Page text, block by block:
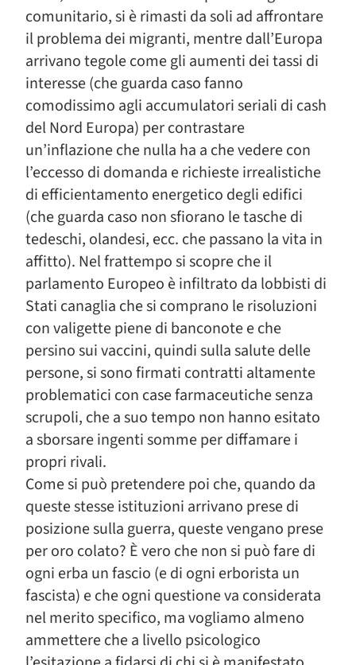
comunitario, si è rimasti da soli ad affrontare
il problema dei migranti, mentre dall’Europa
arrivano tegole come gli aumenti dei tassi di
interesse (che guarda caso fanno
comodissimo agli accumulatori seriali di cash
del Nord Europa) per contrastare
un’inflazione che nulla ha a che vedere con
l’eccesso di domanda e richieste irrealistiche
di efficientamento energetico degli edifici
(che guarda caso non sfiorano le tasche di
tedeschi, olandesi, ecc. che passano la vita in
affitto). Nel frattempo si scopre che il
parlamento Europeo è infiltrato da lobbisti di
Stati canaglia che si comprano le risoluzioni
con valigette piene di banconote e che
persino sui vaccini, quindi sulla salute delle
persone, si sono firmati contratti altamente
problematici con case farmaceutiche senza
scrupoli, che a suo tempo non hanno esitato
a sborsare ingenti somme per diffamare i
propri rivali.
Come si può pretendere poi che, quando da
queste stesse istituzioni arrivano prese di
posizione sulla guerra, queste vengano prese
per oro colato? È vero che non si può fare di
ogni erba un fascio (e di ogni erborista un
fascista) e che ogni questione va considerata
nel merito specifico, ma vogliamo almeno
ammettere che a livello psicologico